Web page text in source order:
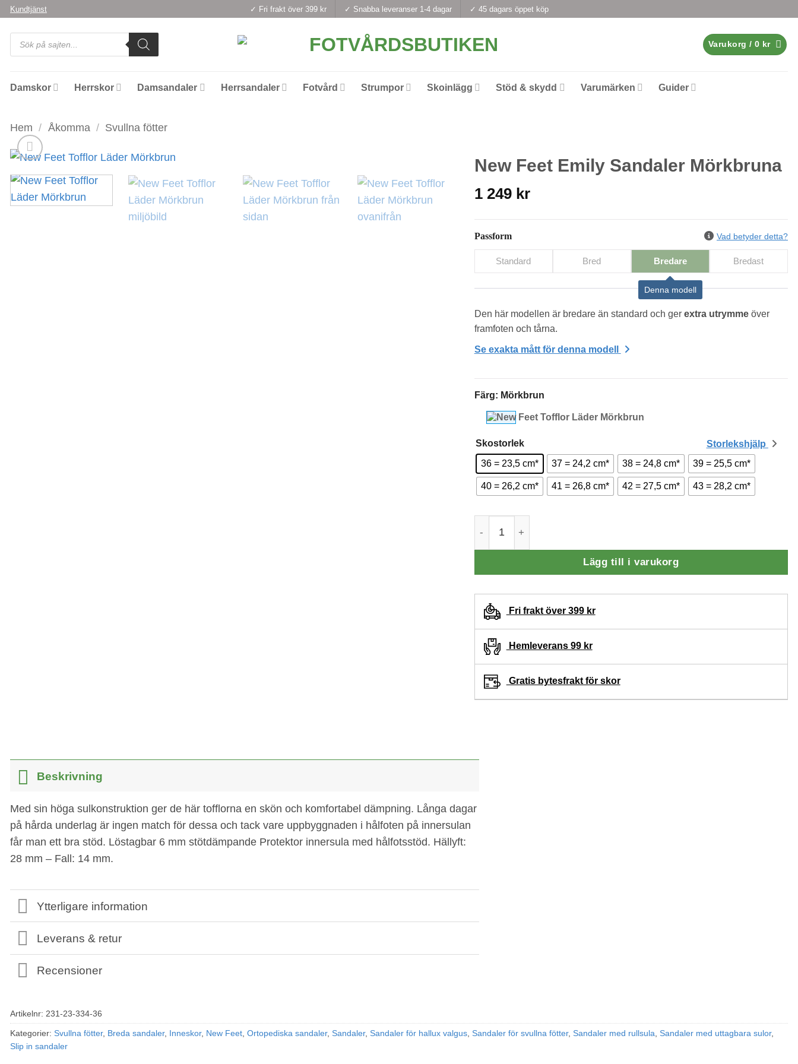
Skip
content
Kundtjänst ✓ Fri frakt över 399 kr ✓ Snabba leveranser 1-4 dagar ✓ 45 dagars öppet köp
Products
search
Varukorg / 0 kr
Damskor Herrskor Damsandaler Herrsandaler Fotvård Strumpor Skoinlägg Stöd & skydd Varumärken Guider
Hem / Åkomma / Svullna fötter
New Feet Emily Sandaler Mörkbruna
1 249 kr
Passform Vad betyder detta?
Standard Bred Bredare
Denna modell
Bredast
Den här modellen är bredare än standard och ger extra utrymme över
framfoten och tårna.
Se exakta mått för denna modell
Färg: Mörkbrun
Skostorlek
Storlekshjälp
36 = 23,5 cm*
37 = 24,2 cm* 38 = 24,8 cm* 39 = 25,5 cm*
40 = 26,2 cm* 41 = 26,8 cm* 42 = 27,5 cm* 43 = 28,2 cm*
Lägg till i varukorg
Fri frakt över 399 kr
Hemleverans 99 kr
Gratis bytesfrakt för skor
Beskrivning
Med sin höga sulkonstruktion ger de här tofflorna en skön och komfortabel dämpning. Långa dagar
på hårda underlag är ingen match för dessa och tack vare uppbyggnaden i hålfoten på innersulan
får man ett bra stöd. Löstagbar 6 mm stötdämpande Protektor innersula med hålfotsstöd. Hällyft:
28 mm – Fall: 14 mm.
Ytterligare information
Leverans & retur
Recensioner
Artikelnr: 231-23-334-36
Kategorier: Svullna fötter, Breda sandaler, Inneskor, New Feet Ortopediska sandaler, Sandaler, Sandaler för hallux valgus Sandaler för svullna fötter, Sandaler med rullsula Sandaler med uttagbara sulor,
Slip in sandaler